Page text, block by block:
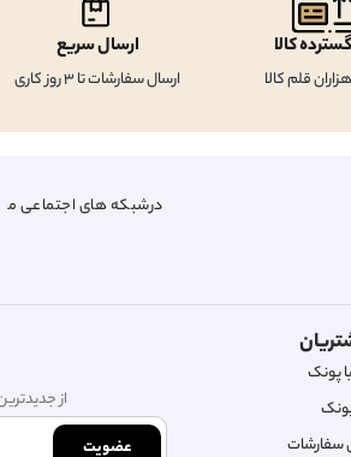
کالا
قلم کالا
ارسال سریع
ارسال سفارشات تا 3 روز کاری
درشبکه های اجتماعی ما
پونک
سفارشات
از
عضویت